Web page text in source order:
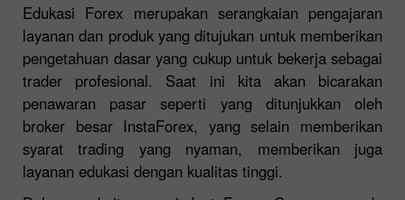
Edukasi Forex merupakan serangkaian pengajaran
layanan dan produk yang ditujukan untuk memberikan
pengetahuan dasar yang cukup untuk bekerja sebagai
trader profesional. Saat ini kita akan bicarakan
penawaran pasar seperti yang ditunjukkan oleh
broker besar InstaForex, yang selain memberikan
syarat trading yang nyaman, memberikan juga
layanan edukasi dengan kualitas tinggi.